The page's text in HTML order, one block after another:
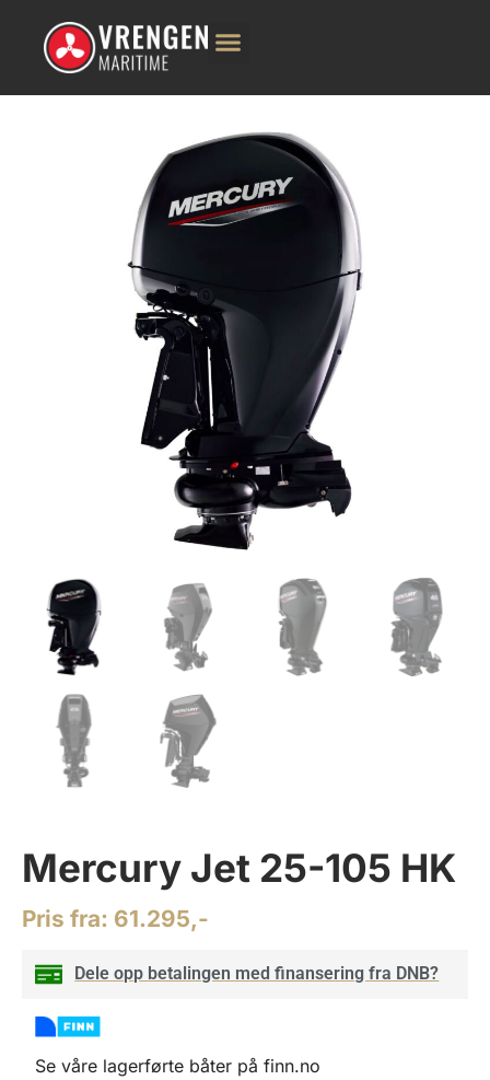
Mercury Jet 25-105 HK
Pris fra: 61.295,-
Dele opp betalingen med finansering fra DNB?
Se våre lagerførte båter på finn.no